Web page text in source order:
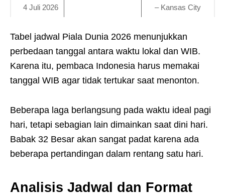
4 Juli 2026
– Kansas City
Tabel jadwal Piala Dunia 2026 menunjukkan
perbedaan tanggal antara waktu lokal dan WIB.
Karena itu, pembaca Indonesia harus memakai
tanggal WIB agar tidak tertukar saat menonton.
Beberapa laga berlangsung pada waktu ideal pagi
hari, tetapi sebagian lain dimainkan saat dini hari.
Babak 32 Besar akan sangat padat karena ada
beberapa pertandingan dalam rentang satu hari.
Analisis Jadwal dan Format